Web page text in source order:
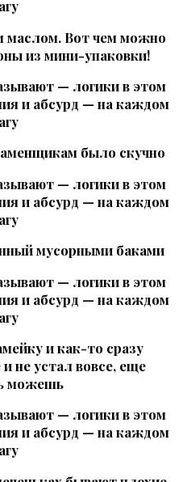
маслом. Вот чем можно
из мини-упаковки!
было скучно
мусорными баками
и как-то сразу
не устал вовсе, еще
можешь